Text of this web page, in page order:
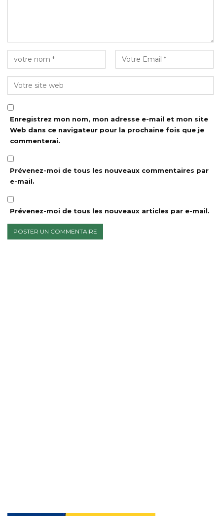
Enregistrez mon nom, mon adresse e-mail et mon site
Web dans ce navigateur pour la prochaine fois que je
commenterai.
Prévenez-moi de tous les nouveaux commentaires par
e-mail.
Prévenez-moi de tous les nouveaux articles par e-mail.